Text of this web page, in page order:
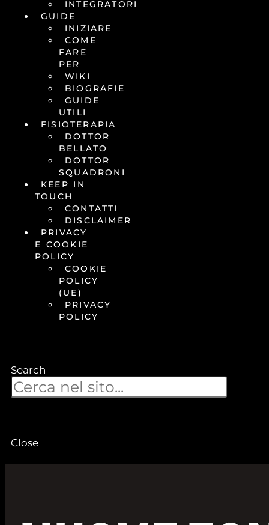
INTEGRATORI
GUIDE
INIZIARE
COME
FARE
PER
WIKI
BIOGRAFIE
GUIDE
UTILI
FISIOTERAPIA
DOTTOR
BELLATO
DOTTOR
SQUADRONI
KEEP IN
TOUCH
CONTATTI
DISCLAIMER
PRIVACY
E COOKIE
POLICY
COOKIE
POLICY
(UE)
PRIVACY
POLICY
Search
Close